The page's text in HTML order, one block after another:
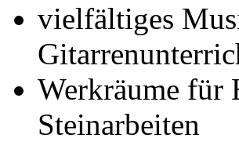
vielfältiges
Werkräume für
Steinarbeiten